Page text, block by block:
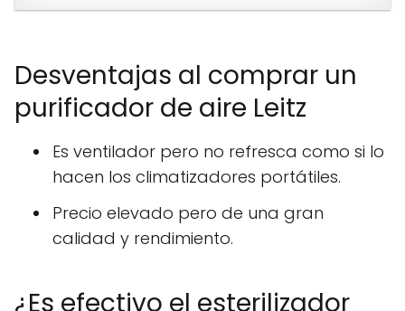
Desventajas al comprar un
purificador de aire Leitz
Es ventilador pero no refresca como si lo
hacen los climatizadores portátiles.
Precio elevado pero de una gran
calidad y rendimiento.
¿Es efectivo el esterilizador